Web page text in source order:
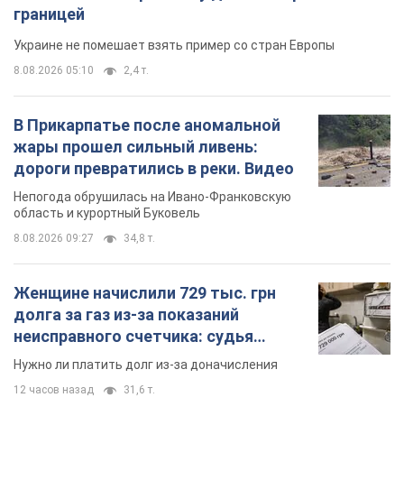
Непогода обрушилась на Ивано-Франковскую
Женщине начислили 729 тыс. грн
долга за газ из-за показаний
неисправного счетчика: судья
вынес неожиданное решение
12 часов назад 31,6 т.